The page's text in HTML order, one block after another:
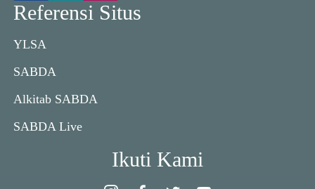
Referensi Situs
YLSA
SABDA
Alkitab SABDA
SABDA Live
Ikuti Kami